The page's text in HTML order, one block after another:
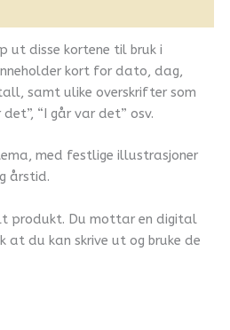
ut disse kortene til bruk i
kort for dato, dag,
samt ulike overskrifter som
det”, “I går var det” osv.
med festlige illustrasjoner
årstid.
produkt. Du mottar en digital
at du kan skrive ut og bruke de